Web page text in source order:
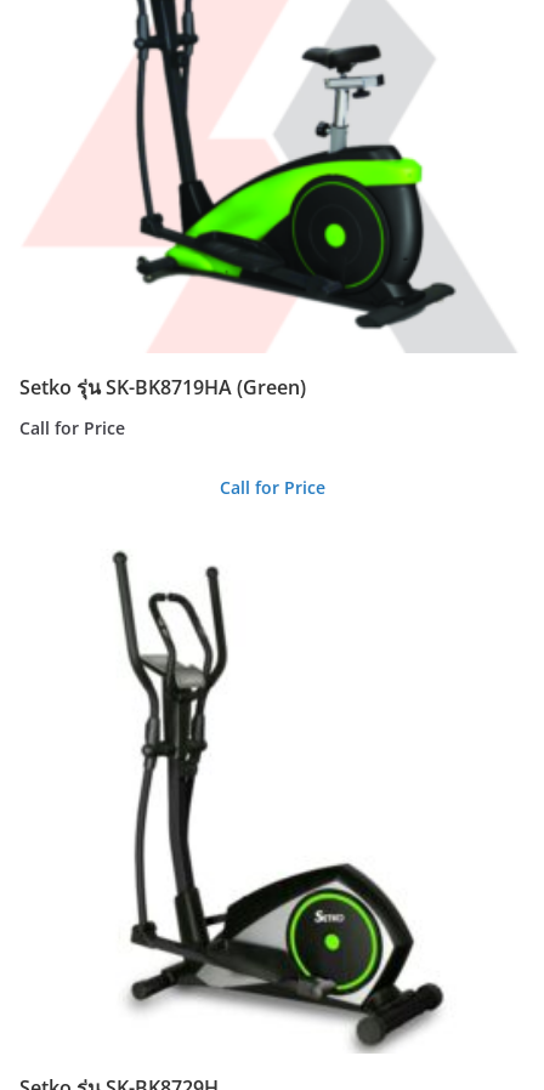
Setko รุ่น SK-BK8719HA (Green)
Call for Price
Call for Price